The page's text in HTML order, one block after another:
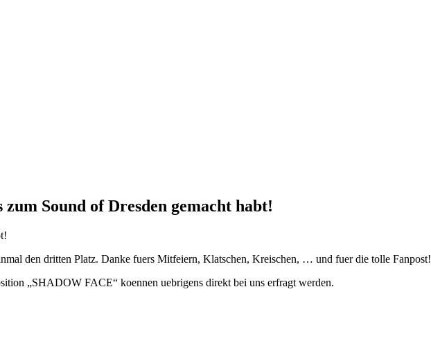
zum Sound of Dresden gemacht habt!
den dritten Platz. Danke fuers Mitfeiern, Klatschen, Kreischen, … und fuer die tolle Fanpost!
„SHADOW FACE“ koennen uebrigens direkt bei uns erfragt werden.